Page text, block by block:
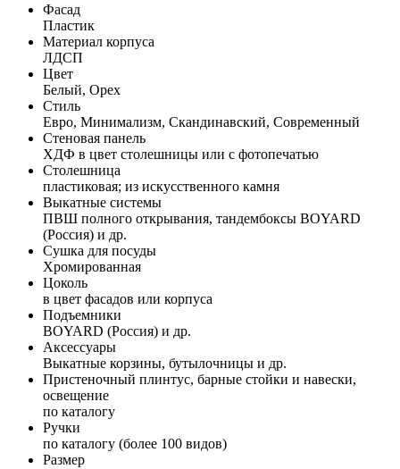
Фасад
Пластик
Материал корпуса
ЛДСП
Цвет
Белый, Орех
Стиль
Евро, Минимализм, Скандинавский, Современный
Стеновая панель
ХДФ в цвет столешницы или с фотопечатью
Столешница
пластиковая; из искусственного камня
Выкатные системы
ПВШ полного открывания, тандембоксы BOYARD
(Россия) и др.
Сушка для посуды
Хромированная
Цоколь
в цвет фасадов или корпуса
Подъемники
BOYARD (Россия) и др.
Аксессуары
Выкатные корзины, бутылочницы и др.
Пристеночный плинтус, барные стойки и навески,
освещение
по каталогу
Ручки
по каталогу (более 100 видов)
Размер